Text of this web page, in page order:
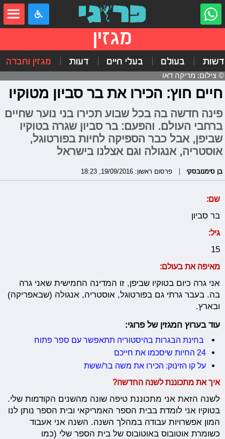
מגזין
בעולם בעלי חיים דעות מגזין וחברה
© צילום: מריקה דאו
חיים חוץ: הכירו את בר סביון מטוקיו
פינה חדשה בה בכל שבוע תכירו בני נוער שחיים
ברחבי העולם. והפעם: בר סביון שגרה בטוקיו
שביפן, אבל כבר הספיקה לחיות בפורטוגל,
אוסטריה, אנגולה וגם אצלנו בישראל
בן סימנובסקי פרסום ראשון: 19/09/2016, 18:23
שם:
בר סביון
גיל:
15
מאיפה את בעולם:
אני גרה כיום בטוקיו שביפן, זו המדינה החמישית שאני גרה
בה. בעבר גרתי גם בפורטוגל, אוסטריה, אנגולה (שבאפריקה)
ובארץ.
עוד בערוץ המגזין של פרוגי:
בחינת הבגרות בהיסטוריה תתאפשר עם ספר פתוח
24 החיות שיסכמו את חייכם
על קו הזינוק: הכירו את משה בר/ששת
איך את מתכוננת לשנה החדשה?
לשנה הזאת אני מתכוננת טיפה שונה מהשנים הקודמות שלי.
בטוקיו אני לומדת בבית הספר האמריקאי ובית הספר נותן לנו
המון אפשרויות עבודה במהלך השנה. השנה אני אעבוד
כשומרת אוטובוס באוטובוס של בית הספר שלי (כמו